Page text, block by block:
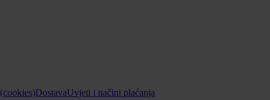
DostavaUvjeti i načini plaćanja